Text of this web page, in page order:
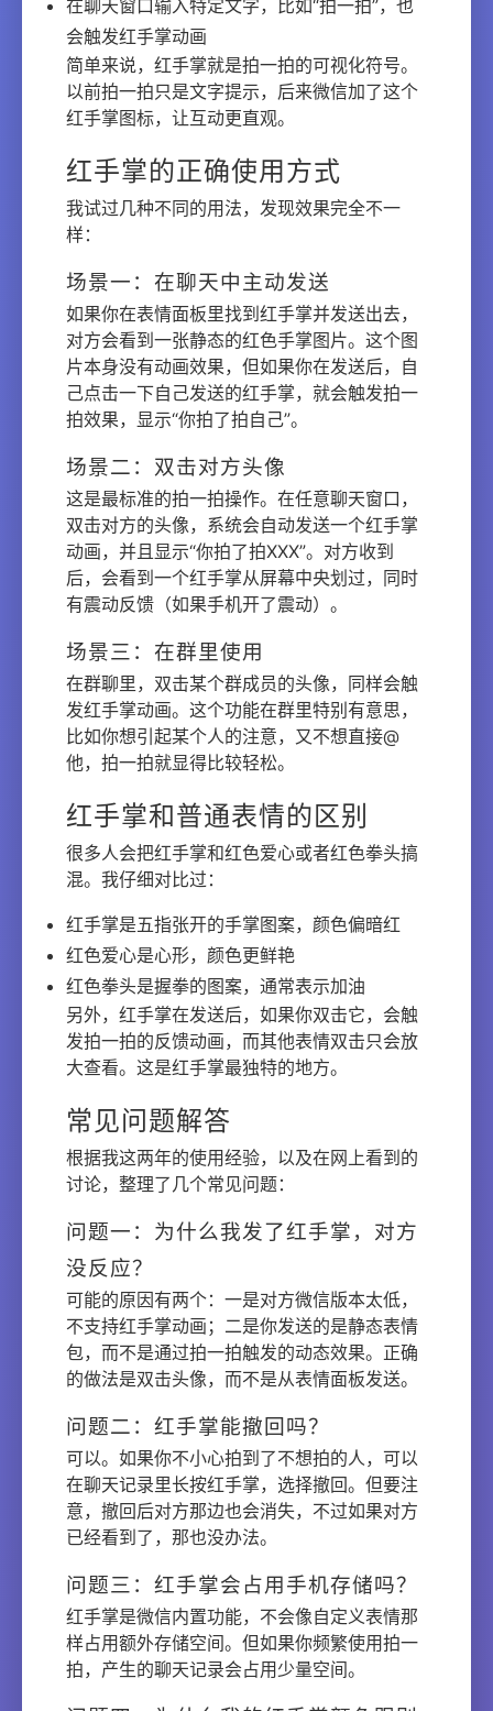
在聊天窗口输入特定文字，比如“拍一拍”，也
会触发红手掌动画
简单来说，红手掌就是拍一拍的可视化符号。
以前拍一拍只是文字提示，后来微信加了这个
红手掌图标，让互动更直观。
红手掌的正确使用方式
我试过几种不同的用法，发现效果完全不一
样：
场景一：在聊天中主动发送
如果你在表情面板里找到红手掌并发送出去，
对方会看到一张静态的红色手掌图片。这个图
片本身没有动画效果，但如果你在发送后，自
己点击一下自己发送的红手掌，就会触发拍一
拍效果，显示“你拍了拍自己”。
场景二：双击对方头像
这是最标准的拍一拍操作。在任意聊天窗口，
双击对方的头像，系统会自动发送一个红手掌
动画，并且显示“你拍了拍XXX”。对方收到
后，会看到一个红手掌从屏幕中央划过，同时
有震动反馈（如果手机开了震动）。
场景三：在群里使用
在群聊里，双击某个群成员的头像，同样会触
发红手掌动画。这个功能在群里特别有意思，
比如你想引起某个人的注意，又不想直接@
他，拍一拍就显得比较轻松。
红手掌和普通表情的区别
很多人会把红手掌和红色爱心或者红色拳头搞
混。我仔细对比过：
红手掌是五指张开的手掌图案，颜色偏暗红
红色爱心是心形，颜色更鲜艳
红色拳头是握拳的图案，通常表示加油
另外，红手掌在发送后，如果你双击它，会触
发拍一拍的反馈动画，而其他表情双击只会放
大查看。这是红手掌最独特的地方。
常见问题解答
根据我这两年的使用经验，以及在网上看到的
讨论，整理了几个常见问题：
问题一：为什么我发了红手掌，对方
没反应？
可能的原因有两个：一是对方微信版本太低，
不支持红手掌动画；二是你发送的是静态表情
包，而不是通过拍一拍触发的动态效果。正确
的做法是双击头像，而不是从表情面板发送。
问题二：红手掌能撤回吗？
可以。如果你不小心拍到了不想拍的人，可以
在聊天记录里长按红手掌，选择撤回。但要注
意，撤回后对方那边也会消失，不过如果对方
已经看到了，那也没办法。
问题三：红手掌会占用手机存储吗？
红手掌是微信内置功能，不会像自定义表情那
样占用额外存储空间。但如果你频繁使用拍一
拍，产生的聊天记录会占用少量空间。